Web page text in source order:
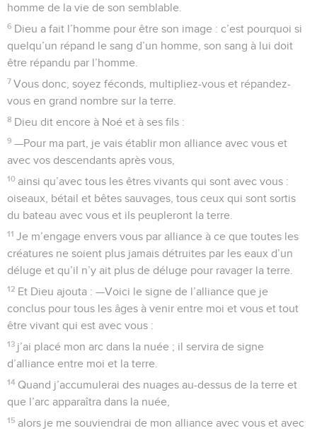
homme de la vie de son semblable.
6 Dieu a fait l’homme pour être son image : c’est pourquoi si
quelqu’un répand le sang d’un homme, son sang à lui doit
être répandu par l’homme.
7 Vous donc, soyez féconds, multipliez-vous et répandez-
vous en grand nombre sur la terre.
8 Dieu dit encore à Noé et à ses fils :
9 —Pour ma part, je vais établir mon alliance avec vous et
avec vos descendants après vous,
10 ainsi qu’avec tous les êtres vivants qui sont avec vous :
oiseaux, bétail et bêtes sauvages, tous ceux qui sont sortis
du bateau avec vous et ils peupleront la terre.
11 Je m’engage envers vous par alliance à ce que toutes les
créatures ne soient plus jamais détruites par les eaux d’un
déluge et qu’il n’y ait plus de déluge pour ravager la terre.
12 Et Dieu ajouta : —Voici le signe de l’alliance que je
conclus pour tous les âges à venir entre moi et vous et tout
être vivant qui est avec vous :
13 j’ai placé mon arc dans la nuée ; il servira de signe
d’alliance entre moi et la terre.
14 Quand j’accumulerai des nuages au-dessus de la terre et
que l’arc apparaîtra dans la nuée,
15 alors je me souviendrai de mon alliance avec vous et avec